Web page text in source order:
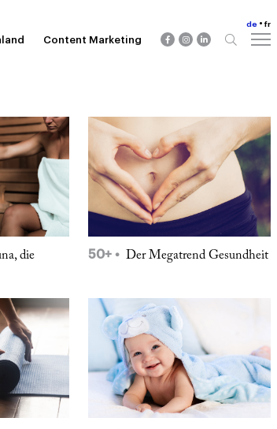
Content Marketing
de fr
die
50+ Der Megatrend Gesundheit